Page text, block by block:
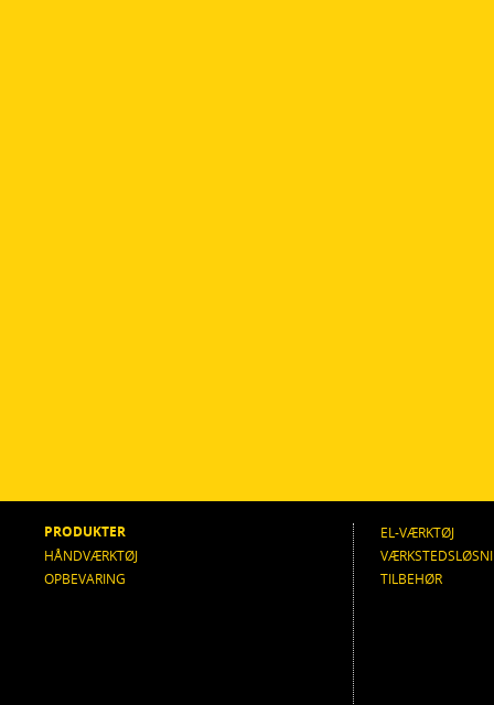
PRODUKTER
HÅNDVÆRKTØJ
OPBEVARING
EL-VÆRKTØJ
TILBEHØR